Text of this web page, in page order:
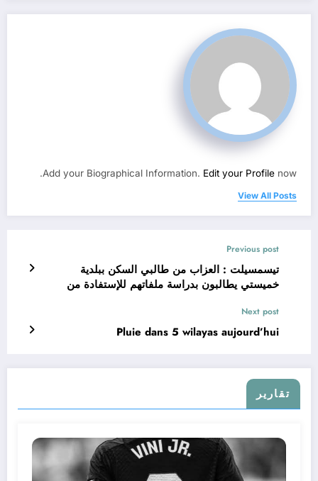
Add your Biographical Information. Edit your Profile now.
View All Posts
Previous post
تيسمسيلت : العزاب من طالبي السكن ببلدية
خميستي يطالبون بدراسة ملفاتهم للإستفادة من
Next post
Pluie dans 5 wilayas aujourd’hui
تقارير